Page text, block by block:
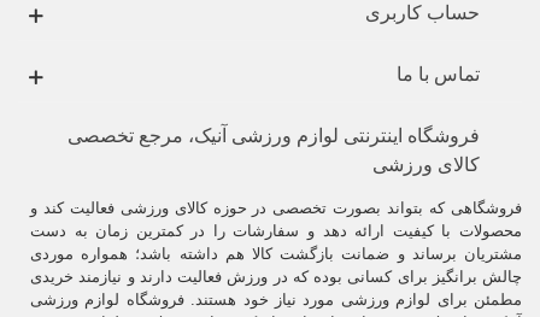
حساب کاربری
تماس با ما
فروشگاه اینترنتی لوازم ورزشی آنیک، مرجع تخصصی
کالای ورزشی
فروشگاهی که بتواند بصورت تخصصی در حوزه کالای ورزشی فعالیت کند و
محصولات با کیفیت ارائه دهد و سفارشات را در کمترین زمان به دست
مشتریان برساند و ضمانت بازگشت کالا هم داشته باشد؛ همواره موردی
چالش برانگیز برای کسانی بوده که در ورزش فعالیت دارند و نیازمند خریدی
مطمئن برای لوازم ورزشی مورد نیاز خود هستند. فروشگاه لوازم ورزشی